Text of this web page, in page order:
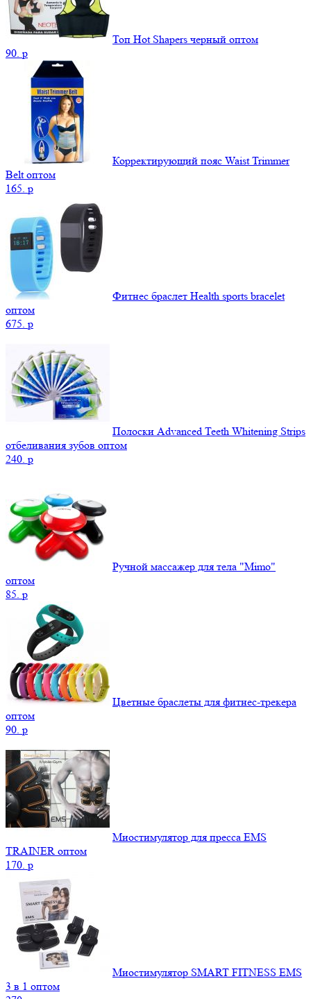
Топ Hot Shapers черный оптом
90. p
Корректирующий пояс Waist Trimmer
Belt оптом
165. p
Фитнес браслет Health sports bracelet
оптом
675. p
Полоски Advanced Teeth Whitening Strips
отбеливания зубов оптом
240. p
Ручной массажер для тела "Mimo"
оптом
85. p
Цветные браслеты для фитнес-трекера
оптом
90. p
Миостимулятор для пресса EMS
TRAINER оптом
170. p
Миостимулятор SMART FITNESS EMS
3 в 1 оптом